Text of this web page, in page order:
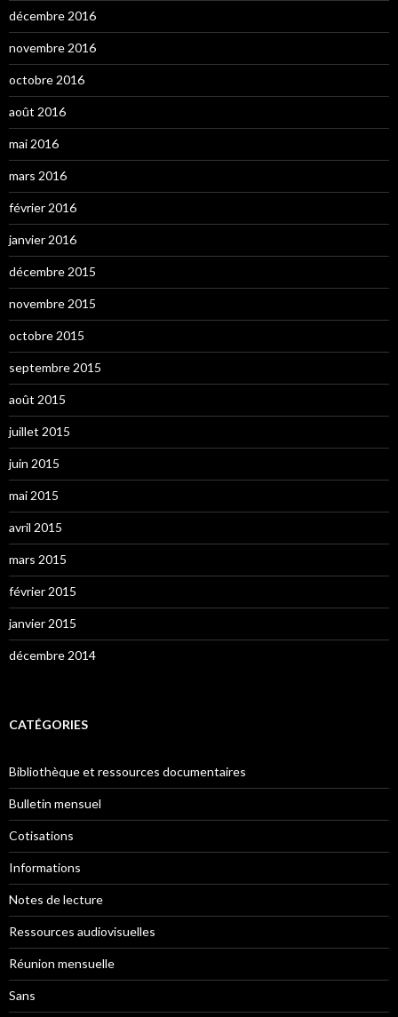
décembre 2016
novembre 2016
octobre 2016
août 2016
mai 2016
mars 2016
février 2016
janvier 2016
décembre 2015
novembre 2015
octobre 2015
septembre 2015
août 2015
juillet 2015
juin 2015
mai 2015
avril 2015
mars 2015
février 2015
janvier 2015
décembre 2014
CATÉGORIES
Bibliothèque et ressources documentaires
Bulletin mensuel
Cotisations
Informations
Notes de lecture
Ressources audiovisuelles
Réunion mensuelle
Sans